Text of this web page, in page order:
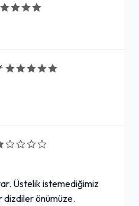
Üstelik istemediğimiz
önümüze.